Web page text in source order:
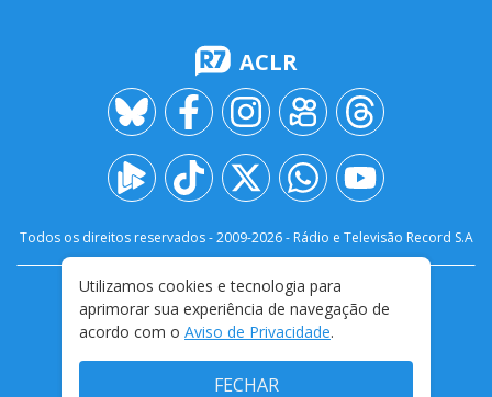
ACLR
Todos os direitos reservados - 2009-2026- Rádio e Televisão Record S.A
FALE CONOSCO
PRIVACIDADE
TERMOS E CONDIÇÕES DE USO
Utilizamos cookies e tecnologia para
aprimorar sua experiência de navegação de
acordo com o Aviso de Privacidade.
FECHAR